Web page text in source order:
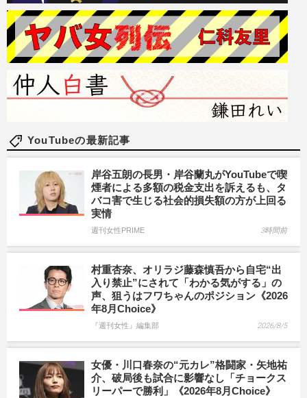
YouTubeの最新記事
岸谷五朗の長男・岸谷蘭丸がYouTubeで喫
煙者による多額の税金支出を訴えるも、タ
バコ害で生じる社会的損失額の方が上回る
実情
週刊女性PRIME 3時間前
村重杏奈、オリラジ藤森慎吾から自宅“出
入り禁止”にされて「わかる気がする」の
声、狙うはフワちゃんのポジション《2026
年8月Choice》
『週刊女性』編集部 2026/8/5
女優・川口春奈の“元カレ”格闘家・矢地祐
介、破局後も試合に影響なし「チョークス
リーパーで勝利」《2026年8月Choice》